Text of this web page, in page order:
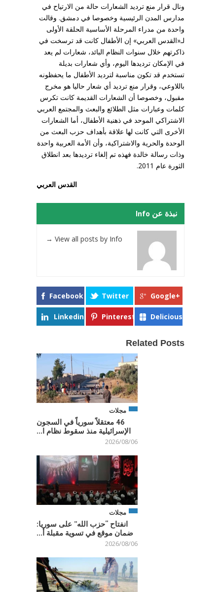
ونال قرار منع ترديد الشعارات حالة من الارتياح في
مدارس المدن الرئيسية وخصوصا في دمشق. وقالت
واحدة من مدراء المرحلة الأساسية الحلقة الأولى
لـ«القدس العربي» إن الأطفال كانت قد ترسخت في
ذاكرتهم خلال سنوات النظام البائد، شعارات لم يعد
في الإمكان ترديدها اليوم، وأي شعارات بديلة
تستخدم قد تكون مناسبة لترديد الأطفال ما يحفظونه
باللاوعي، وقرار منع ترديد أي شعار حاليا هو مخرج
مقبول، وخصوصا أن الشعارات القديمة كانت تكرس
كلمات وعبارات مثل الطلائع والبعث والمجتمع العربي
الاشتراكي الموحد في ذهنية الأطفال، أما الشعارات
الأخرى التي كانت لها علاقة بأهداف حزب البعث من
الوحدة والحرية والاشتراكية، وأن الأمة العربية واحدة
وذات رسالة خالدة فهذه تم إلغاء ترديدها بعد انطلاق
الثورة عام 2011.
القدس العربي
نبذة عن Info
View all posts by Info
→
Facebook Twitter Google+
Linkedin Pinterest Delicious
Related Posts
مجلات
46 معتقلاً سورياً في السجون
الإسرائيلية منذ سقوط نظام ا...
2026/08/06
مجلات
انفتاح “حزب الله” على سوريا:
ضمان موقع في تسوية مقبلة أ...
2026/08/06